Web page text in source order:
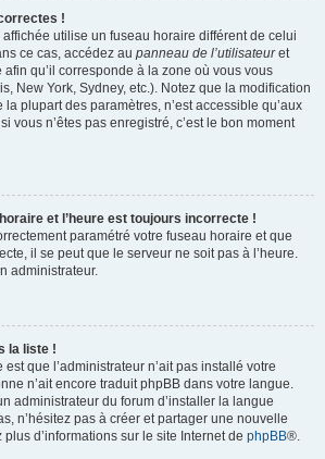
!
affichée utilise un fuseau horaire différent de celui
ce cas, accédez au panneau de l’utilisateuret
qu’il corresponde à la zone où vous vous
New York, Sydney, etc.). Notez que la modification
plupart des paramètres, n’est accessible qu’aux
vous n’êtes pas enregistré, c’est le bon moment
et l’heure est toujours incorrecte !
paramétré votre fuseau horaire et que
il se peut que le serveur ne soit pas à l’heure.
administrateur.
la liste !
que l’administrateur n’ait pas installé votre
n’ait encore traduit phpBB dans votre langue.
administrateur du forum d’installer la langue
n’hésitez pas à créer et partager une nouvelle
d’informations sur le site Internet de phpBB®.